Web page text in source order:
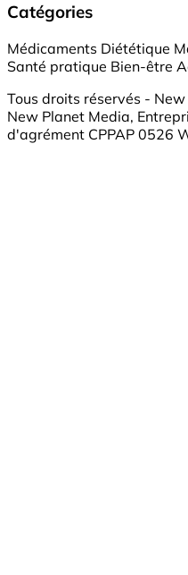
Catégories
Médicaments Diététique
Santé pratique Bien-être
Tous droits réservés -
New Planet Media,
d'agrément CPPAP 0526